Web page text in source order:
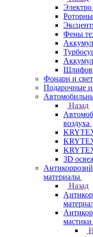
Фены
Фонари и
Подарочные
Назад
воздуха
3D
материалы
Назад